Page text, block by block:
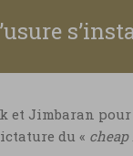
et Jimbaran
du « cheap